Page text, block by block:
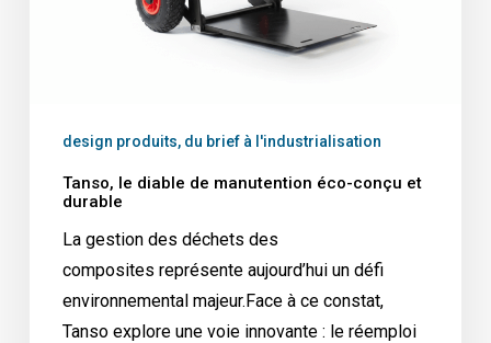
design produits, du brief à l'industrialisation
Tanso, le diable de manutention éco-conçu et
durable
La gestion des déchets des
composites représente aujourd’hui un défi
environnemental majeur.Face à ce constat,
Tanso explore une voie innovante : le réemploi